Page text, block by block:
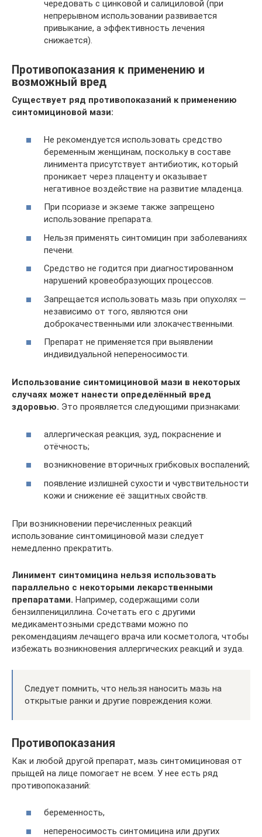
чередовать с цинковой и салициловой (при
непрерывном использовании развивается
привыкание, а эффективность лечения
снижается).
Противопоказания к применению и
возможный вред
Существует ряд противопоказаний к применению
синтомициновой мази:
Не рекомендуется использовать средство
беременным женщинам, поскольку в составе
линимента присутствует антибиотик, который
проникает через плаценту и оказывает
негативное воздействие на развитие младенца.
При псориазе и экземе также запрещено
использование препарата.
Нельзя применять синтомицин при заболеваниях
печени.
Средство не годится при диагностированном
нарушений кровеобразующих процессов.
Запрещается использовать мазь при опухолях —
независимо от того, являются они
доброкачественными или злокачественными.
Препарат не применяется при выявлении
индивидуальной непереносимости.
Использование синтомициновой мази в некоторых
случаях может нанести определённый вред
здоровью. Это проявляется следующими признаками:
аллергическая реакция, зуд, покраснение и
отёчность;
возникновение вторичных грибковых воспалений;
появление излишней сухости и чувствительности
кожи и снижение её защитных свойств.
При возникновении перечисленных реакций
использование синтомициновой мази следует
немедленно прекратить.
Линимент синтомицина нельзя использовать
параллельно с некоторыми лекарственными
препаратами. Например, содержащими соли
бензилпенициллина. Сочетать его с другими
медикаментозными средствами можно по
рекомендациям лечащего врача или косметолога, чтобы
избежать возникновения аллергических реакций и зуда.
Следует помнить, что нельзя наносить мазь на
открытые ранки и другие повреждения кожи.
Противопоказания
Как и любой другой препарат, мазь синтомициновая от
прыщей на лице помогает не всем. У нее есть ряд
противопоказаний:
беременность,
непереносимость синтомицина или других